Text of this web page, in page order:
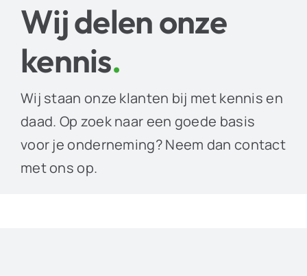
Wij delen onze
kennis.
Wij staan onze klanten bij met kennis en
daad. Op zoek naar een goede basis
voor je onderneming? Neem dan contact
met ons op.